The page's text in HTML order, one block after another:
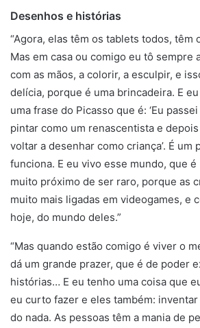
Desenhos e histórias
“Agora, elas têm os tablets todos, têm
Mas em casa ou comigo eu tô sempre
com as mãos, a colorir, a esculpir, e
delícia, porque é uma brincadeira. E
uma frase do Picasso que é: ‘Eu
pintar como um renascentista e
voltar a desenhar como criança’. É um
funciona. E eu vivo esse mundo, que
muito próximo de ser raro, porque as
muito mais ligadas em videogames, e
hoje, do mundo deles.”
“Mas quando estão comigo é viver o
dá um grande prazer, que é de poder
histórias… E eu tenho uma coisa que
eu curto fazer e eles também:
do nada. As pessoas têm a mania de